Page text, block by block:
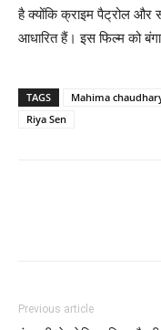
है क्‍योंकि क्राइम पैट्रोल
आधारित हैं। इस फिल्‍म को
TAGS Mahima
Riya Sen
Previous article